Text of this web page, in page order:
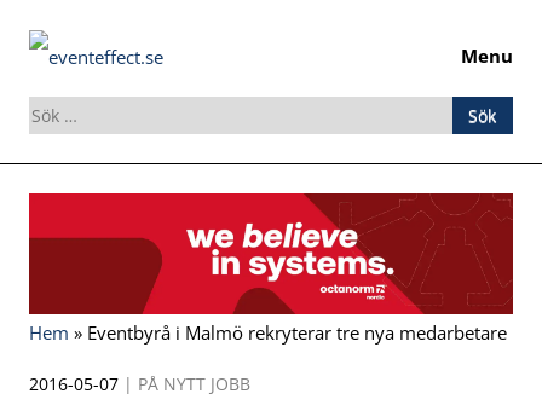
Menu
Sök
efter:
Hem » Eventbyrå i Malmö rekryterar tre nya medarbetare
2016-05-07 | PÅ NYTT JOBB